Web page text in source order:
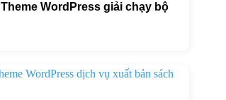
Theme WordPress giải chạy bộ